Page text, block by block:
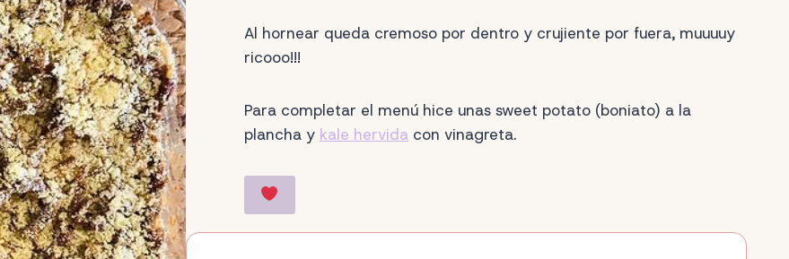
Al hornear queda cremoso por dentro y crujiente por fuera, muuuuy
ricooo!!!
Para completar el menú hice unas sweet potato (boniato) a la
plancha y kale hervida con vinagreta.